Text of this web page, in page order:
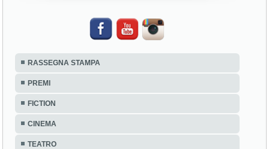
RASSEGNA STAMPA
PREMI
FICTION
CINEMA
TEATRO